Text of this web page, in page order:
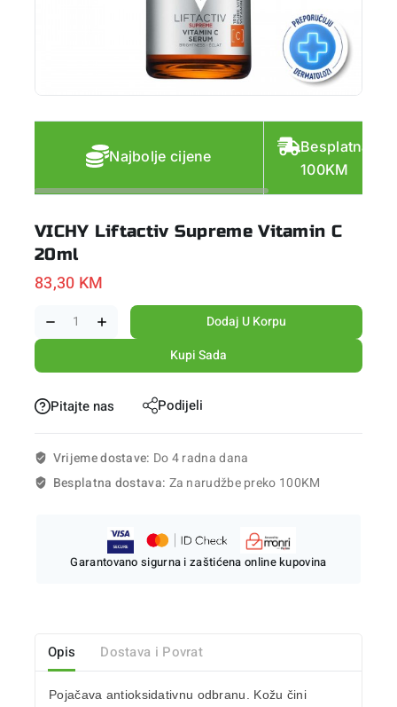
Najbolje cijene
Besplatna
100KM
VICHY Liftactiv Supreme Vitamin C
20ml
83,30 KM
Dodaj U Korpu
Kupi Sada
Pitajte nas Podijeli
Vrijeme dostave: Do 4 radna dana
Besplatna dostava: Za narudžbe preko 100KM
Garantovano sigurna i zaštićena online kupovina
Opis Dostava i Povrat
Pojačava antioksidativnu odbranu. Kožu čini